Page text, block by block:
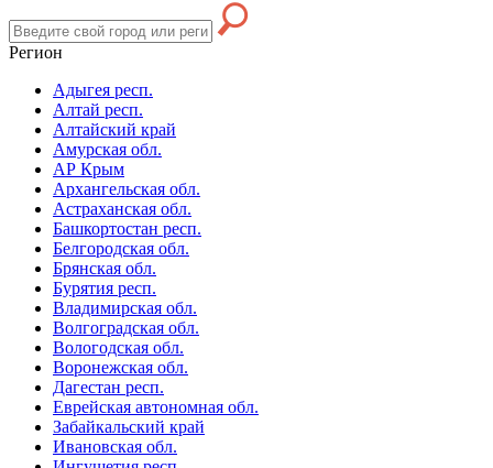
Регион
Адыгея респ.
Алтай респ.
Алтайский край
Амурская обл.
АР Крым
Архангельская обл.
Астраханская обл.
Башкортостан респ.
Белгородская обл.
Брянская обл.
Бурятия респ.
Владимирская обл.
Волгоградская обл.
Вологодская обл.
Воронежская обл.
Дагестан респ.
Еврейская автономная обл.
Забайкальский край
Ивановская обл.